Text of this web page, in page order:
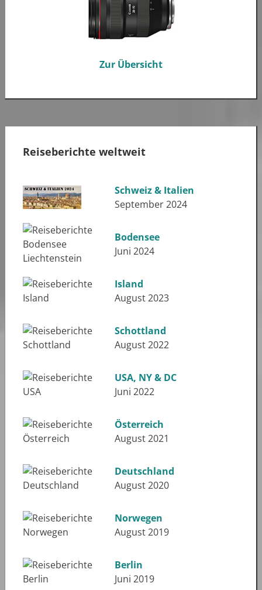
Zur Übersicht
Reiseberichte weltweit
Schweiz & Italien
September 2024
Bodensee
Juni 2024
Island
August 2023
Schottland
August 2022
USA, NY & DC
Juni 2022
Österreich
August 2021
Deutschland
August 2020
Norwegen
August 2019
Berlin
Juni 2019